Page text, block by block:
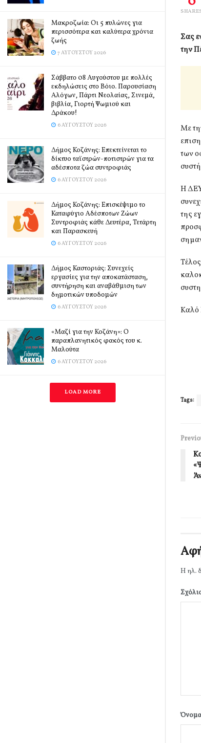
Mακροζωία: Οι 5 πυλώνες για
περισσότερα και καλύτερα χρόνια
ζωής
7 ΑΥΓΟΎΣΤΟΥ 2026
Σάββατο 08 Αυγούστου με πολλές
εκδηλώσεις στο Βόιο. Παρουσίαση
Αλόγων, Πάρτι Νεολαίας, Σινεμά,
βιβλία, Γιορτή Ψωμιού και
Δράκου!
6 ΑΥΓΟΎΣΤΟΥ 2026
Δήμος Κοζάνης: Επεκτείνεται το
δίκτυο ταϊστρών-ποτιστρών για τα
αδέσποτα ζώα συντροφιάς
6 ΑΥΓΟΎΣΤΟΥ 2026
Δήμος Κοζάνης: Επισκέψιμο το
Καταφύγιο Αδέσποτων Ζώων
Συντροφιάς κάθε Δευτέρα, Τετάρτη
και Παρασκευή
6 ΑΥΓΟΎΣΤΟΥ 2026
Δήμος Καστοριάς: Συνεχείς
εργασίες για την αποκατάσταση,
συντήρηση και αναβάθμιση των
δημοτικών υποδομών
6 ΑΥΓΟΎΣΤΟΥ 2026
«Μαζί για την Κοζάνη»: Ο
παραπλανητικός φακός του κ.
Μαλούτα
6 ΑΥΓΟΎΣΤΟΥ 2026
LOAD MORE
Σας
την
Με
των
Η
της
Καλό
Tags:
Η ηλ.